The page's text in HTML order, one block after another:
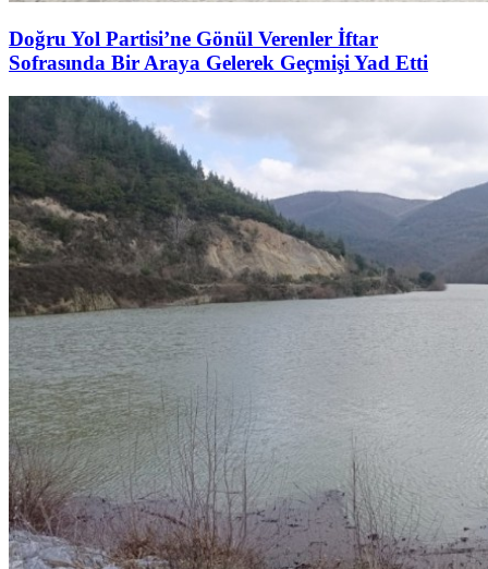
Doğru Yol Partisi’ne Gönül Verenler İftar
Sofrasında Bir Araya Gelerek Geçmişi Yad Etti